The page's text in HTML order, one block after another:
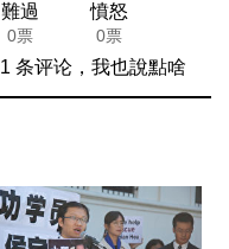
難過
0票
憤怒
0票
1 条评论，我也說點啥